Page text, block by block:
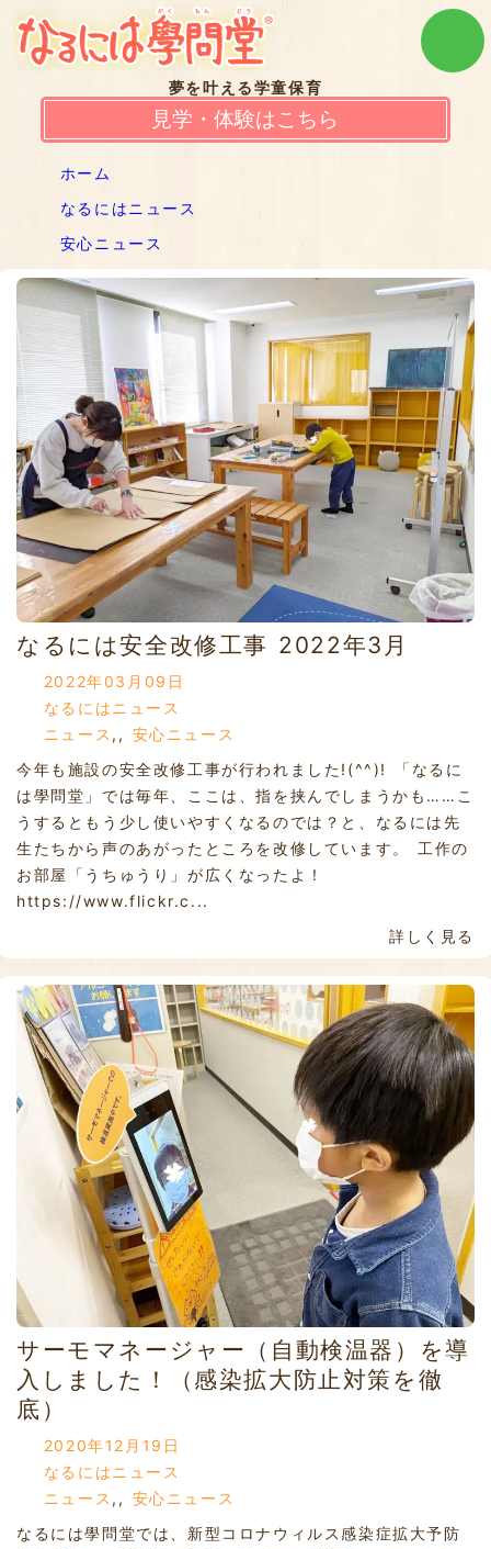
夢を叶える学童保育
見学・体験はこちら
ホーム
なるにはニュース
安心ニュース
なるには安全改修工事 2022年3月
2022年03月09日
なるにはニュース
ニュース , , 安心ニュース
今年も施設の安全改修工事が行われました!(^^)! 「なるに
は學問堂」では毎年、ここは、指を挟んでしまうかも……こ
うするともう少し使いやすくなるのでは？と、なるには先
生たちから声のあがったところを改修しています。 工作の
お部屋「うちゅうり」が広くなったよ！
https://www.flickr.c...
詳しく見る
サーモマネージャー（自動検温器）を導
入しました！（感染拡大防止対策を徹
底）
2020年12月19日
なるにはニュース
ニュース , , 安心ニュース
なるには學問堂では、新型コロナウィルス感染症拡大予防